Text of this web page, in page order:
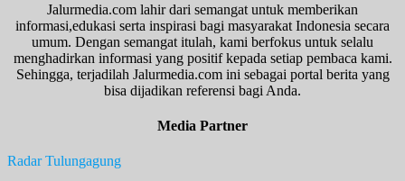
Jalurmedia.com lahir dari semangat untuk memberikan
informasi,edukasi serta inspirasi bagi masyarakat Indonesia secara
umum. Dengan semangat itulah, kami berfokus untuk selalu
menghadirkan informasi yang positif kepada setiap pembaca kami.
Sehingga, terjadilah Jalurmedia.com ini sebagai portal berita yang
bisa dijadikan referensi bagi Anda.
Media Partner
Radar Tulungagung